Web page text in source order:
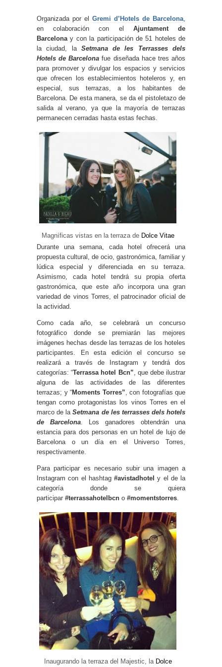
Organizada por el Gremi d’Hotels de Barcelona
en colaboración con el Ajuntament de
Barcelona y con la participación de 51 hoteles de
la ciudad, la Setmana de les Terrasses dels
Hotels de Barcelona fue diseñada hace tres años
para promover y divulgar los espacios y servicios
que ofrecen los establecimientos hoteleros y, en
especial, sus terrazas, a los habitantes de
Barcelona. De esta manera, se da el pistoletazo de
salida al verano, ya que la mayoría de terrazas
permanecen cerradas hasta estas fechas.
Magníficas vistas en la terraza de Dolce Vitae
Durante una semana, cada hotel ofrecerá una
propuesta cultural, de ocio, gastronómica, familiar y
lúdica especial y diferenciada en su terraza.
Asimismo, cada hotel tendrá su propia oferta
gastronómica, que este año incorpora una gran
variedad de vinos Torres, el patrocinador oficial de
la actividad.
Como cada año, se celebrará un concurso
fotográfico donde se premiarán las mejores
imágenes hechas desde las terrazas de los hoteles
participantes. En esta edición el concurso se
realizará a través de Instagram y tendrá dos
categorías: “Terrassa hotel Bcn” , que debe ilustrar
alguna de las actividades de las diferentes
terrazas; y “Moments Torres” , con fotografías que
tengan como protagonistas los vinos Torres en el
marco de laSetmana de les terrasses dels hotels
de Barcelona . Los ganadores obtendrán una
estancia para dos personas en un hotel de lujo de
Barcelona o un día en el Universo Torres,
respectivamente.
Para participar es necesario subir una imagen a
Instagram con el hashtag #avistadhotel y el de la
categoría donde se quiera
participar #terrassahotelbcn o #momentstorres
Inaugurando la terraza del Majestic, la Dolce
Para que
nuestra web
mejor posible
durante tu
visita. Si
cookies,
algunas
funcionalidades
desaparecerán
de la web.
Marketing
Al compartir tus
intereses y
nuestro sitio,
posibilidad de
ver contenido y
personalizados.